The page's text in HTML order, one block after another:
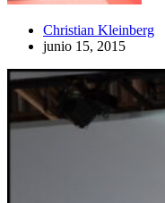
Christian Kleinberg
junio 15, 2015